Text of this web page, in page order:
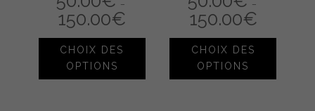
–
150.00€
50.00€
CHOIX DES
OPTIONS
Ce
–
150.00€de
50.00€
CHOIX DES
OPTIONS
Ce